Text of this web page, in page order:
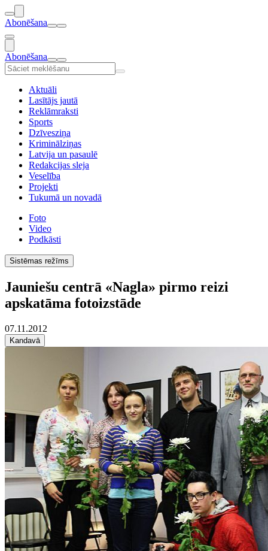
Abonēšana
Abonēšana
Aktuāli
Lasītājs jautā
Reklāmraksti
Sports
Dzīvesziņa
Kriminālziņas
Latvija un pasaulē
Redakcijas sleja
Veselība
Projekti
Tukumā un novadā
Foto
Video
Podkāsti
Sistēmas režīms
Jauniešu centrā «Nagla» pirmo reizi
apskatāma fotoizstāde
07.11.2012
Kandavā